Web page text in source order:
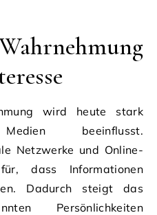
wird heute stark
beeinflusst.
Netzwerke und Online-
dass Informationen
Dadurch steigt das
Persönlichkeiten